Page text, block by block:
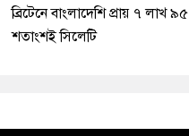
ব্রিটেনে বাংলাদেশি প্রায় ৭ লাখ ৯৫
শতাংশই সিলেটি